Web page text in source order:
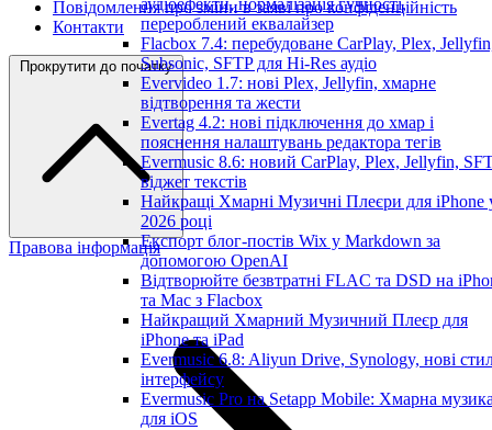
аудіоефекти, нормалізація гучності,
перероблений еквалайзер
Flacbox 7.4: перебудоване CarPlay, Plex,
Subsonic, SFTP для Hi-Res аудіо
Evervideo 1.7: нові Plex, Jellyfin, хмарне
відтворення та жести
Evertag 4.2: нові підключення до хмар і
пояснення налаштувань редактора тегів
Evermusic 8.6: новий CarPlay, Plex, Jellyfin,
віджет текстів
Найкращі Хмарні Музичні Плеєри для iPhone
2026 році
Експорт блог-постів Wix у Markdown за
допомогою OpenAI
Відтворюйте безвтратні FLAC та DSD на
та Mac з Flacbox
Найкращий Хмарний Музичний Плеєр для
iPhone та iPad
Evermusic 6.8: Aliyun Drive, Synology, нові
інтерфейсу
Evermusic Pro на Setapp Mobile: Хмарна
для iOS
Повідомлення про зміни в заяві про конфіденційність
Контакти
Прокрутити до початку
Правова інформація